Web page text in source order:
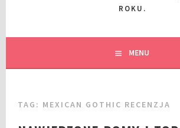
ROKU.
MENU
TAG: MEXICAN GOTHIC RECENZJA